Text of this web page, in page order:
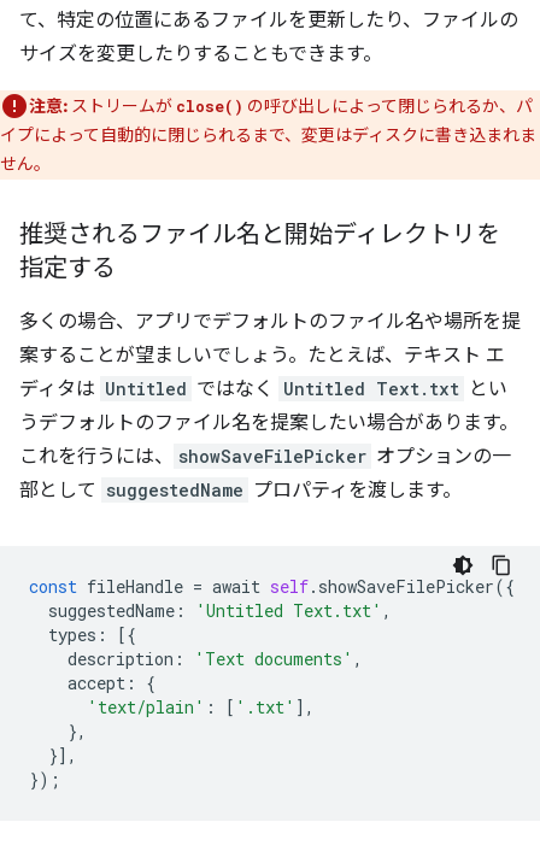
て、特定の位置にあるファイルを更新したり、ファイルの
サイズを変更したりすることもできます。
注意: ストリームが close() の呼び出しによって閉じられるか、パ
イプによって自動的に閉じられるまで、変更はディスクに書き込まれま
せん。
推奨されるファイル名と開始ディレクトリを
指定する
多くの場合、アプリでデフォルトのファイル名や場所を提
案することが望ましいでしょう。たとえば、テキスト エ
ディタは Untitled ではなく Untitled Text.txt とい
うデフォルトのファイル名を提案したい場合があります。
これを行うには、
showSaveFilePicker オプションの一
部として suggestedName プロパティを渡します。
const fileHandle = await self. showSaveFilePicker({
suggestedName : 'Untitled Text.txt' ,
types :
[{
description : 'Text documents' ,
accept :
{
'text/plain' : [ '.txt' ],
},
}],
});